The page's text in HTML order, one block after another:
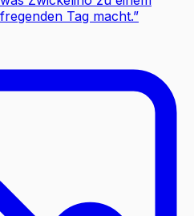
Tag macht.”